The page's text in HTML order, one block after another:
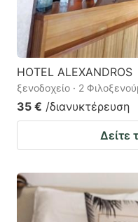
HOTEL ALEXANDROS
ξενοδοχείο · 2
35 € /διανυκτέρευση
Δείτε